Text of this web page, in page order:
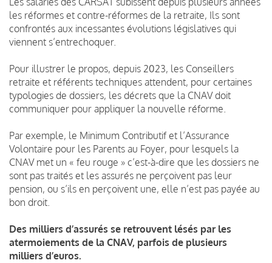
les réformes et contre-réformes de la retraite, Ils sont
confrontés aux incessantes évolutions législatives qui
viennent s’entrechoquer.
Pour illustrer le propos, depuis 2023, les Conseillers
retraite et référents techniques attendent, pour certaines
typologies de dossiers, les décrets que la CNAV doit
communiquer pour appliquer la nouvelle réforme.
Par exemple, le Minimum Contributif et l’Assurance
Volontaire pour les Parents au Foyer, pour lesquels la
CNAV met un « feu rouge » c’est-à-dire que les dossiers ne
sont pas traités et les assurés ne perçoivent pas leur
pension, ou s’ils en perçoivent une, elle n’est pas payée au
bon droit.
Des milliers d’assurés se retrouvent lésés par les
atermoiements de la CNAV, parfois de plusieurs
milliers d’euros.